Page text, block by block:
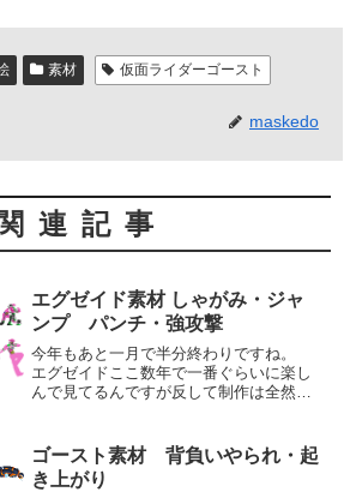
素材 仮面ライダーゴースト
maskedo
関連記事
エグゼイド素材 しゃがみ・ジャ
ンプ パンチ・強攻撃
今年もあと一月で半分終わりですね。
エグゼイドここ数年で一番ぐらいに楽し
んで見てるんですが反して制作は全然進
ます。 なんとか今月中に必殺技、超必
殺技、その他必須素材系を...
ゴースト素材 背負いやられ・起
き上がり